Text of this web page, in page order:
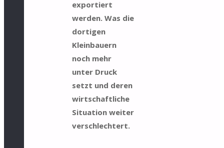
exportiert
werden. Was die
dortigen
Kleinbauern
noch mehr
unter Druck
setzt und deren
wirtschaftliche
Situation weiter
verschlechtert.